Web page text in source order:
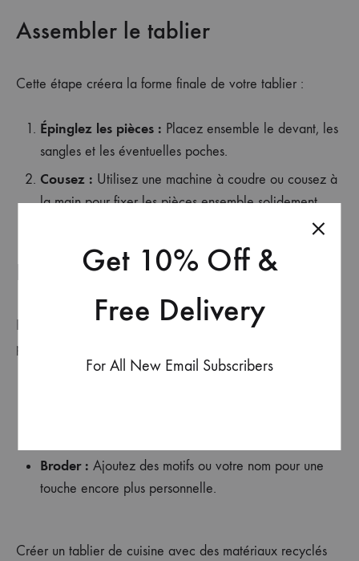
Assembler le tablier
Cette étape créera la forme finale de votre tablier :
Épinglez les pièces : Placez ensemble le devant, les
sangles et les éventuelles poches.
Cousez : Utilisez une machine à coudre ou cousez à
la main pour fixer les pièces ensemble solidement.
Personnaliser votre création
Rendez votre tablier unique en ajoutant des touches
personnelles :
Broder : Ajoutez des motifs ou votre nom pour une
touche encore plus personnelle.
Créer un tablier de cuisine avec des matériaux recyclés
Get 10% Off &
Free Delivery
For All New Email Subscribers